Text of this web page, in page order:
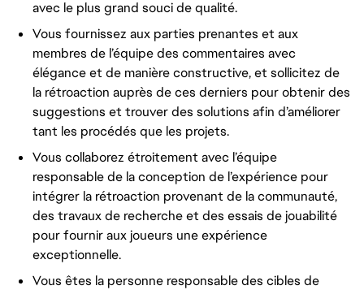
avec le plus grand souci de qualité.
Vous fournissez aux parties prenantes et aux
membres de l’équipe des commentaires avec
élégance et de manière constructive, et sollicitez de
la rétroaction auprès de ces derniers pour obtenir des
suggestions et trouver des solutions afin d’améliorer
tant les procédés que les projets.
Vous collaborez étroitement avec l’équipe
responsable de la conception de l’expérience pour
intégrer la rétroaction provenant de la communauté,
des travaux de recherche et des essais de jouabilité
pour fournir aux joueurs une expérience
exceptionnelle.
Vous êtes la personne responsable des cibles de